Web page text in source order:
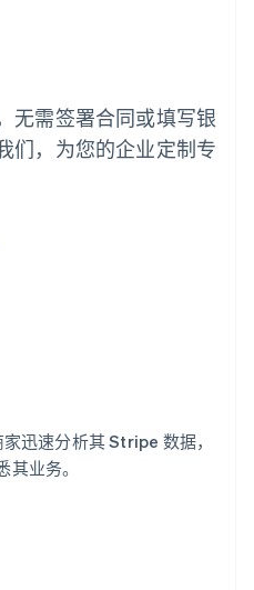
无需签署合同或填写银
们，为您的企业定制专
迅速分析其 Stripe 数据，
业务。